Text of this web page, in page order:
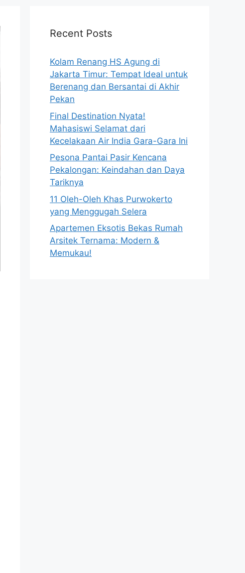
Recent Posts
Kolam Renang HS Agung di
Jakarta Timur: Tempat Ideal untuk
Berenang dan Bersantai di Akhir
Pekan
Final Destination Nyata!
Mahasiswi Selamat dari
Kecelakaan Air India Gara-Gara Ini
Pesona Pantai Pasir Kencana
Pekalongan: Keindahan dan Daya
Tariknya
11 Oleh-Oleh Khas Purwokerto
yang Menggugah Selera
Apartemen Eksotis Bekas Rumah
Arsitek Ternama: Modern &
Memukau!